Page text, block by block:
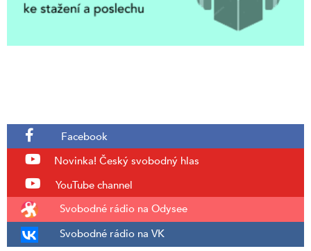
Facebook
Novinka! Český svobodný hlas
YouTube channel
Svobodné rádio na Odysee
Svobodné rádio na VK